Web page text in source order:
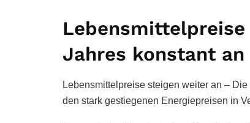
Jahres konstant an
Lebensmittelpreise steigen weiter an –
den stark gestiegenen Energiepreisen in